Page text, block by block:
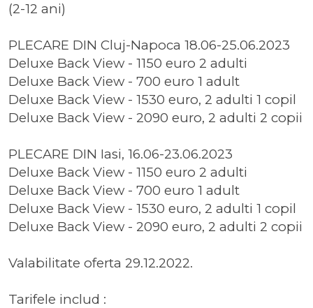
(2-12 ani)
PLECARE DIN Cluj-Napoca 18.06-25.06.2023
Deluxe Back View - 1150 euro 2 adulti
Deluxe Back View - 700 euro 1 adult
Deluxe Back View - 1530 euro, 2 adulti 1 copil
Deluxe Back View - 2090 euro, 2 adulti 2 copii
PLECARE DIN Iasi, 16.06-23.06.2023
Deluxe Back View - 1150 euro 2 adulti
Deluxe Back View - 700 euro 1 adult
Deluxe Back View - 1530 euro, 2 adulti 1 copil
Deluxe Back View - 2090 euro, 2 adulti 2 copii
Valabilitate oferta 29.12.2022.
Tarifele includ :